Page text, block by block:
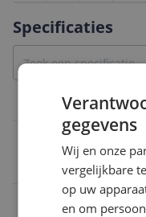
Specificaties
Fabrieksgarantie
Verpakking breedte
gegevens
Wij en onze
vergelijkbare
op uw
en om